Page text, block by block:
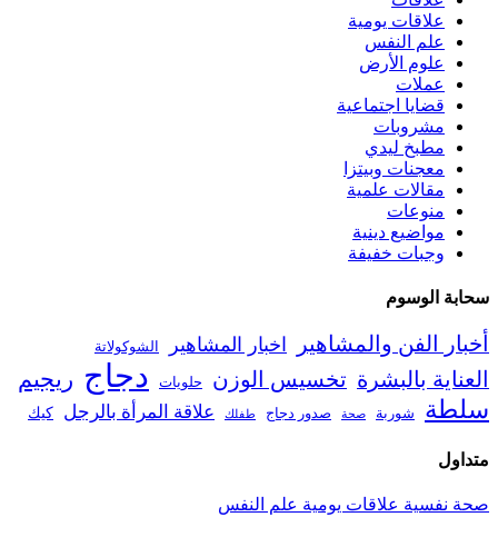
علاقات يومية
علم النفس
علوم الأرض
عملات
قضايا اجتماعية
مشروبات
مطبخ ليدي
معجنات وبيتزا
مقالات علمية
منوعات
مواضيع دينية
وجبات خفيفة
سحابة الوسوم
أخبار الفن والمشاهير اخبار المشاهير الشوكولاتة
العناية بالبشرة تخسيس الوزن حلويات دجاج ريجيم
سلطة شوربة صحة صدور دجاج طفلك علاقة المرأة بالرجل كيك
متداول
صحة نفسية علاقات يومية علم النفس